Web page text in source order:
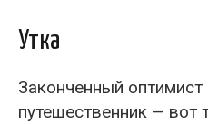
Утка
Законченный
путешественник — вот